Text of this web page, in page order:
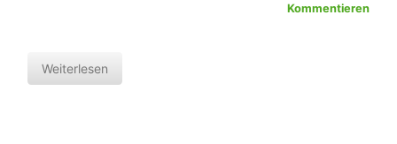
Kommentieren
Weiterlesen